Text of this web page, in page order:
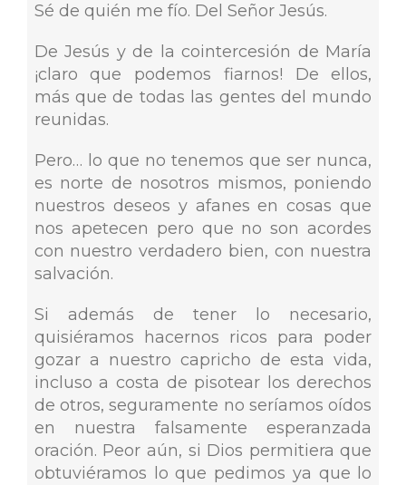
Sé de quién me fío. Del Señor Jesús.
De Jesús y de la cointercesión de María
¡claro que podemos fiarnos! De ellos,
más que de todas las gentes del mundo
reunidas.
Pero… lo que no tenemos que ser nunca,
es norte de nosotros mismos, poniendo
nuestros deseos y afanes en cosas que
nos apetecen pero que no son acordes
con nuestro verdadero bien, con nuestra
salvación.
Si además de tener lo necesario,
quisiéramos hacernos ricos para poder
gozar a nuestro capricho de esta vida,
incluso a costa de pisotear los derechos
de otros, seguramente no seríamos oídos
en nuestra falsamente esperanzada
oración. Peor aún, si Dios permitiera que
obtuviéramos lo que pedimos ya que lo